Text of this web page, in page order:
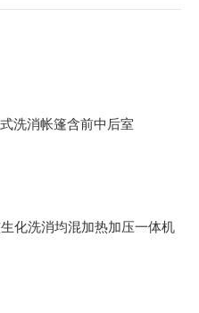
洗消帐篷含前中后室
化洗消均混加热加压一体机